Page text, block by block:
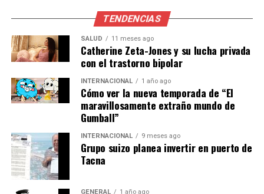
Por otro lado, algunos críticos señalan que, aunque las
metas son ambiciosas, la implementación efectiva será
crucial. La falta de infraestructura adecuada y la
burocracia podrían ser obstáculos significativos para
alcanzar estos objetivos.
Implicaciones y Futuro
El impacto de estas innovaciones no se limita solo al
medio ambiente. La industria de las energías renovables
está creando miles de empleos en todo el país, desde la
investigación y desarrollo hasta la instalación y
mantenimiento de nuevas tecnologías.
TENDENCIAS
SALUD 11 meses ago
Catherine Zeta-Jones y su lucha privada
con el trastorno bipolar
INTERNACIONAL 1 año ago
Cómo ver la nueva temporada de “El
maravillosamente extraño mundo de
Gumball”
INTERNACIONAL 9 meses ago
Grupo suizo planea invertir en puerto de
Tacna
GENERAL 1 año ago